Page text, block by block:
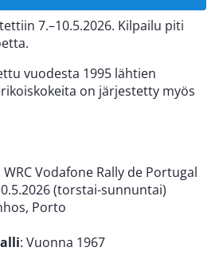
7.–10.5.2026. Kilpailu piti
vuodesta 1995 lähtien
on järjestetty myös
WRC Vodafone Rally de Portugal
(torstai-sunnuntai)
Porto
: Vuonna 1967